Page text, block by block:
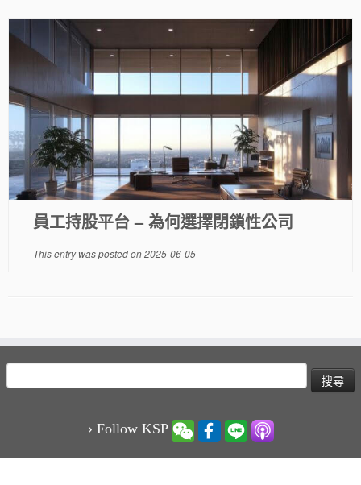
員工持股平台 – 為何選擇閉鎖性公司
This entry was posted on2025-06-05
尋
› Follow KSP